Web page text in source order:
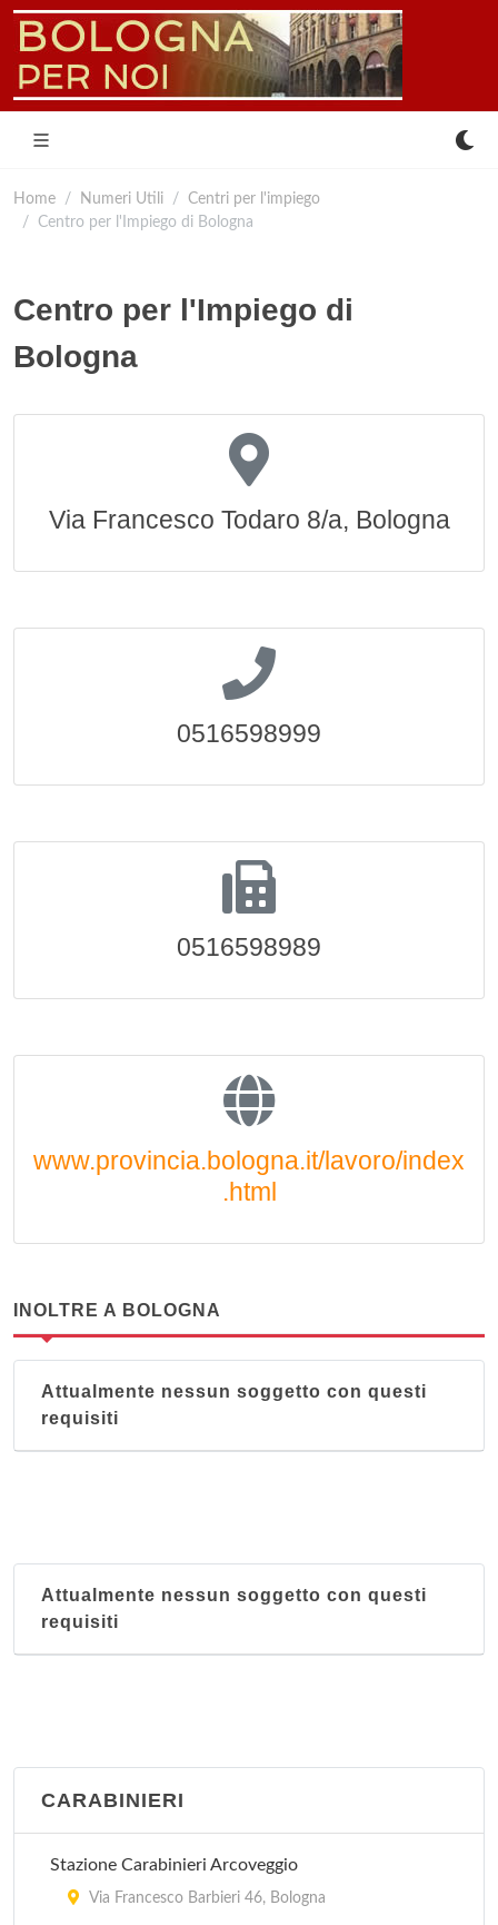
Home Numeri Utili
Centri per l'impiego
Centro per l'Impiego di Bologna
Centro per l'Impiego di
Bologna
Via Francesco Todaro 8/a, Bologna
0516598999
0516598989
www.provincia.bologna.it/lavoro/index
.html
INOLTRE A BOLOGNA
Attualmente nessun soggetto con questi
requisiti
Attualmente nessun soggetto con questi
requisiti
CARABINIERI
Stazione Carabinieri Arcoveggio
Via Francesco Barbieri 46, Bologna